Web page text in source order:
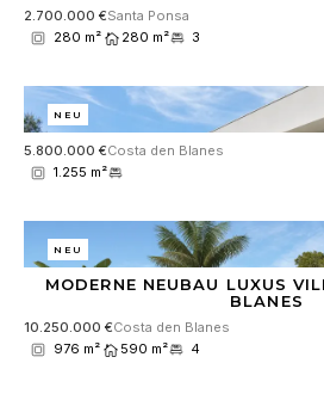
2.700.000 €Santa Ponsa
280 m²
280 m² 3
NEU
5.800.000 €Costa den Blanes
1.255 m²
NEU
MODERNE NEUBAU LUXUS
BLANES
10.250.000 €Costa den Blanes
976 m²
590 m² 4